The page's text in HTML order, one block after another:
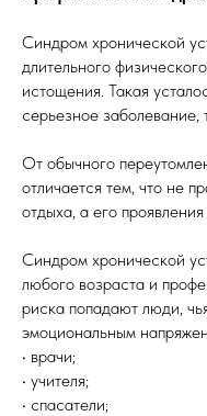
Синдром хронической
длительного
истощения. Такая
серьезное заболевание,
От обычного
отличается тем, что не
отдыха, а его
Синдром хронической
любого возраста и
риска попадают люди,
эмоциональным
• врачи;
• учителя;
• спасатели;